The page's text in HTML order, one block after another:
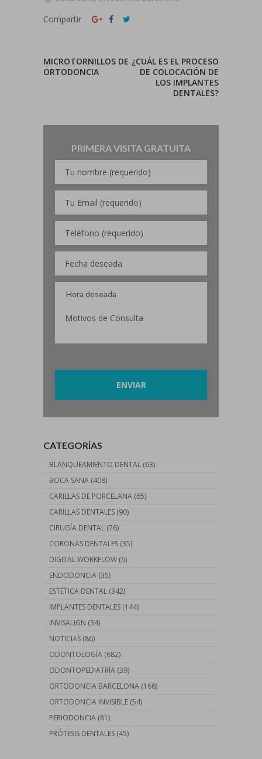
Compartir
MICROTORNILLOS DE
ORTODONCIA
¿CUÁL ES EL PROCESO
DE COLOCACIÓN DE
LOS IMPLANTES
DENTALES?
PRIMERA VISITA GRATUITA
CATEGORÍAS
BLANQUEAMIENTO DENTAL (63)
BOCA SANA (408)
CARILLAS DE PORCELANA (65)
CARILLAS DENTALES (90)
CIRUGÍA DENTAL (76)
CORONAS DENTALES (35)
DIGITAL WORKFLOW (6)
ENDODONCIA (35)
ESTÉTICA DENTAL (342)
IMPLANTES DENTALES (144)
INVISALIGN (34)
NOTICIAS (86)
ODONTOLOGÍA (682)
ODONTOPEDIATRÍA (39)
ORTODONCIA BARCELONA (166)
ORTODONCIA INVISIBLE (54)
PERIODONCIA (81)
PRÓTESIS DENTALES (45)